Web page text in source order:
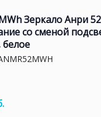
Зеркало Анри
со сменой